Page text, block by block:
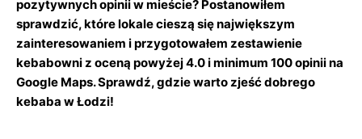
pozytywnych opinii w mieście? Postanowiłem
sprawdzić, które lokale cieszą się największym
zainteresowaniem i przygotowałem zestawienie
kebabowni z oceną powyżej 4.0 i minimum 100 opinii na
Google Maps. Sprawdź, gdzie warto zjeść dobrego
kebaba w Łodzi!